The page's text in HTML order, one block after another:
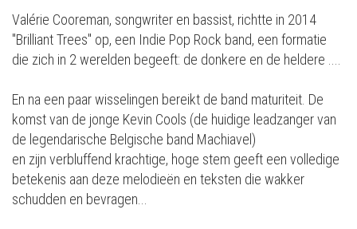
Valérie Cooreman, songwriter en bassist, richtte in 2014
"Brilliant Trees" op, een Indie Pop Rock band, een formatie
die zich in 2 werelden begeeft: de donkere en de heldere ....
En na een paar wisselingen bereikt de band maturiteit. De
komst van de jonge Kevin Cools (de huidige leadzanger van
de legendarische Belgische band Machiavel)
en zijn verbluffend krachtige, hoge stem geeft een volledige
betekenis aan deze melodieën en teksten die wakker
schudden en bevragen...